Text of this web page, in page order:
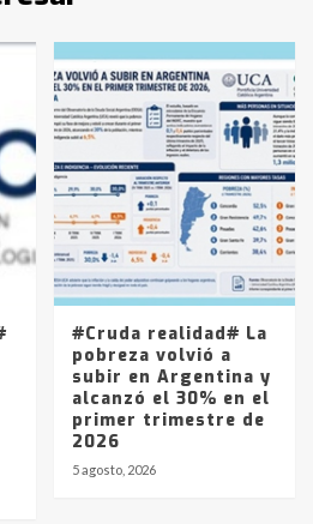
del lunes
en Ruta 5: falleció un
Lauquen
de los combustibles en
desde YPF hasta Axion
a 1338 pesos
#Cruda realidad# La
pobreza volvió a
subir en Argentina y
alcanzó el 30% en el
primer trimestre de
2026
5 agosto, 2026